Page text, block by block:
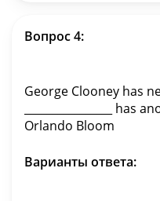
Вопрос 4:
George Clooney has
________________
Orlando Bloom
Варианты ответа: